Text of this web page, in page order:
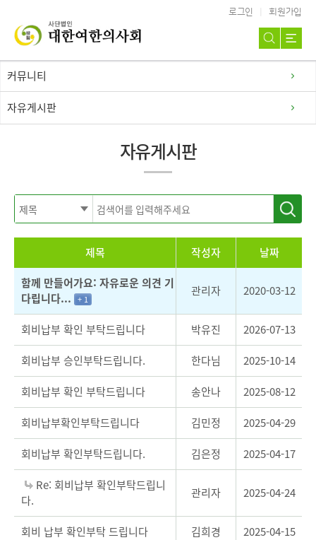
로그인 회원가입
커뮤니티
자유게시판
자유게시판
제목 작성자
날짜
함께 만들어가요: 자유로운 의견 기
다립니다... + 1
관리자 2020-03-12
회비납부 확인 부탁드립니다 박유진
2026-07-13
회비납부 승인부탁드립니다.
한다님
2025-10-14
회비납부 확인 부탁드립니다
송안나
2025-08-12
회비납부확인부탁드립니다
김민정
2025-04-29
회비납부 확인부탁드립니다.
김은정
2025-04-17
Re: 회비납부 확인부탁드립니
다.
관리자 2025-04-24
회비 납부 확인부탁 드립니다 김희경
2025-04-15